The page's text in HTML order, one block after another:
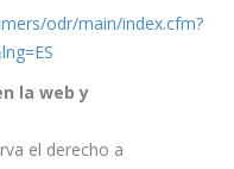
odr/main/index.cfm?
la web y
el derecho a